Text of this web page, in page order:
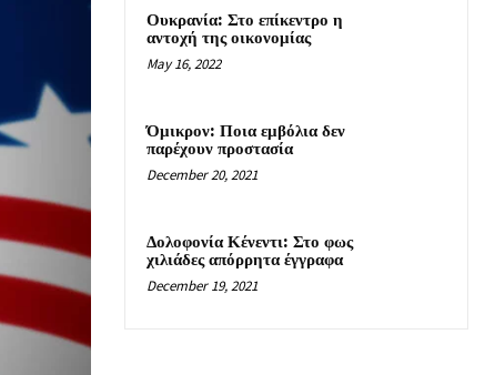
Ουκρανία: Στο επίκεντρο η
αντοχή της οικονομίας
May 16, 2022
Όμικρον: Ποια εμβόλια δεν
παρέχουν προστασία
December 20, 2021
Δολοφονία Κένεντι: Στο φως
χιλιάδες απόρρητα έγγραφα
December 19, 2021